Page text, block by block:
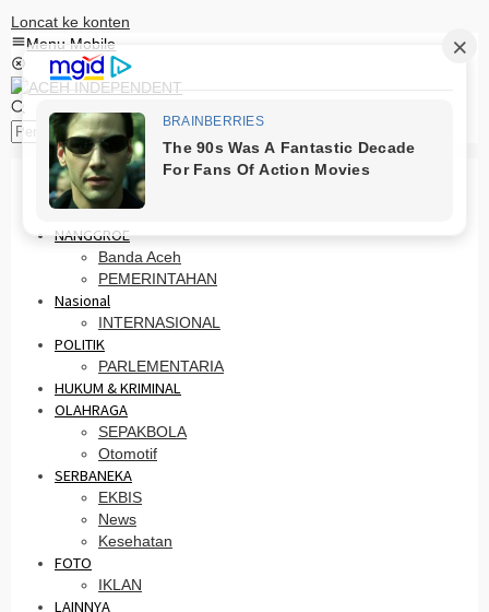
Loncat ke konten
Menu Mobile
HOME
PRO OTONOMI
NANGGROE
Banda Aceh
PEMERINTAHAN
Nasional
INTERNASIONAL
POLITIK
PARLEMENTARIA
HUKUM & KRIMINAL
OLAHRAGA
SEPAKBOLA
Otomotif
SERBANEKA
EKBIS
News
Kesehatan
FOTO
IKLAN
LAINNYA